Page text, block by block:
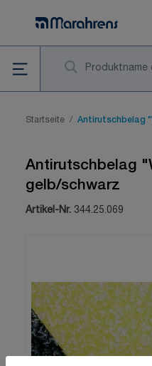
Startseite / Antirutschbelag
Antirutschbelag
gelb/schwarz
Artikel-Nr. 344.25.069